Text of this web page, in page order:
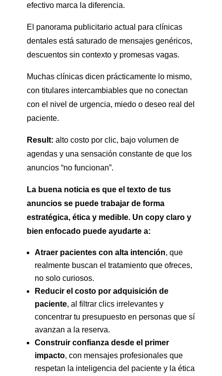
efectivo marca la diferencia.
El panorama publicitario actual para clínicas
dentales está saturado de mensajes genéricos,
descuentos sin contexto y promesas vagas.
Muchas clínicas dicen prácticamente lo mismo,
con titulares intercambiables que no conectan
con el nivel de urgencia, miedo o deseo real del
paciente.
Result: alto costo por clic, bajo volumen de
agendas y una sensación constante de que los
anuncios “no funcionan”.
La buena noticia es que el texto de tus
anuncios se puede trabajar de forma
estratégica, ética y medible. Un copy claro y
bien enfocado puede ayudarte a:
Atraer pacientes con alta intención, que
realmente buscan el tratamiento que ofreces,
no solo curiosos.
Reducir el costo por adquisición de
paciente, al filtrar clics irrelevantes y
concentrar tu presupuesto en personas que sí
avanzan a la reserva.
Construir confianza desde el primer
impacto, con mensajes profesionales que
respetan la inteligencia del paciente y la ética